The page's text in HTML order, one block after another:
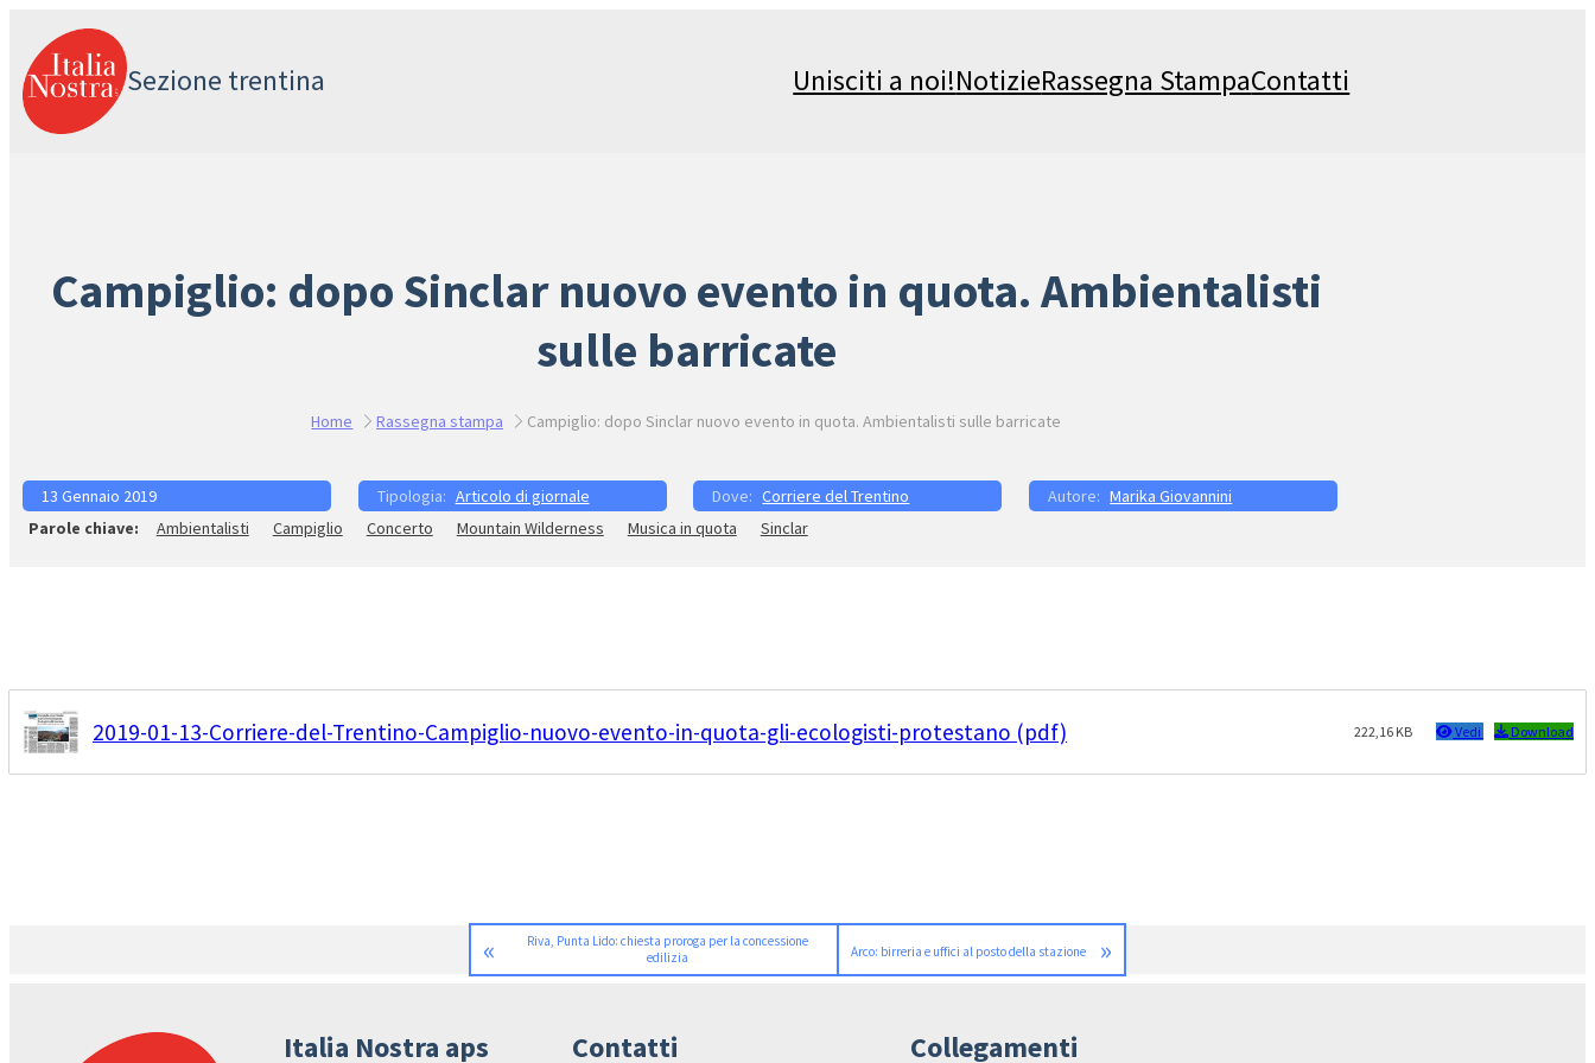
al
contenuto
Sezione trentina Unisciti a noi!NotizieRassegna StampaContatti
Campiglio: dopo Sinclar nuovo evento in quota. Ambientalisti
sulle barricate
Home Rassegna stampa Campiglio: dopo Sinclar nuovo evento in quota. Ambientalisti sulle barricate
13 Gennaio 2019 Articolo di giornale Corriere del Trentino
Marika Giovannini
Ambientalisti
Campiglio Concerto Mountain Wilderness Musica in quota Sinclar
2019-01-13-Corriere-del-Trentino-Campiglio-nuovo-evento-in-quota-gli-ecologisti-protestano (pdf) 222,16 KB Vedi Download
«
Riva, Punta Lido: chiesta proroga per la concessione
edilizia
Arco: birreria e uffici al posto della stazione »
Italia Nostra aps Contatti Collegamenti